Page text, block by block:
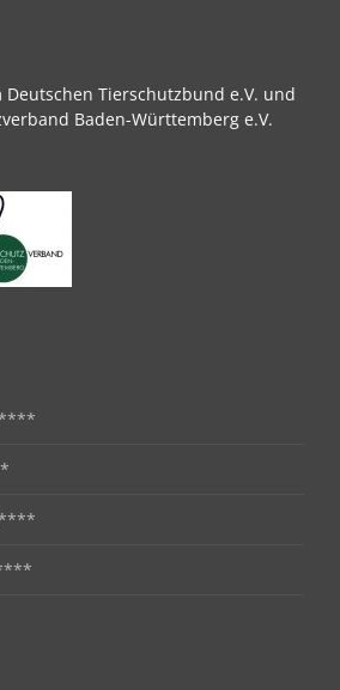
Tierschutzbund e.V. und
Baden-Württemberg e.V.